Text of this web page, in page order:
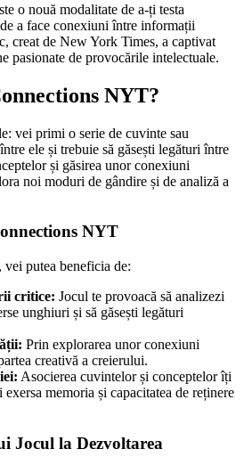
o nouă modalitate de a-ți testa
a face conexiuni între informații
creat de New York Times, a captivat
pasionate de provocările intelectuale.
NYT?
vei primi o serie de cuvinte sau
ele și trebuie să găsești legături între
și găsirea unor conexiuni
noi moduri de gândire și de analiză a
NYT
putea beneficia de:
critice: Jocul te provoacă să analizezi
unghiuri și să găsești legături
Prin explorarea unor conexiuni
creativă a creierului.
Asocierea cuvintelor și conceptelor îți
exersa memoria și capacitatea de reținere
Jocul la Dezvoltarea